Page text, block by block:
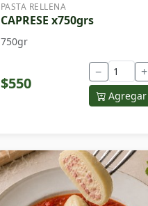
PASTA RELLENA
CAPRESE x750grs
750gr
$550
− +
Agregar